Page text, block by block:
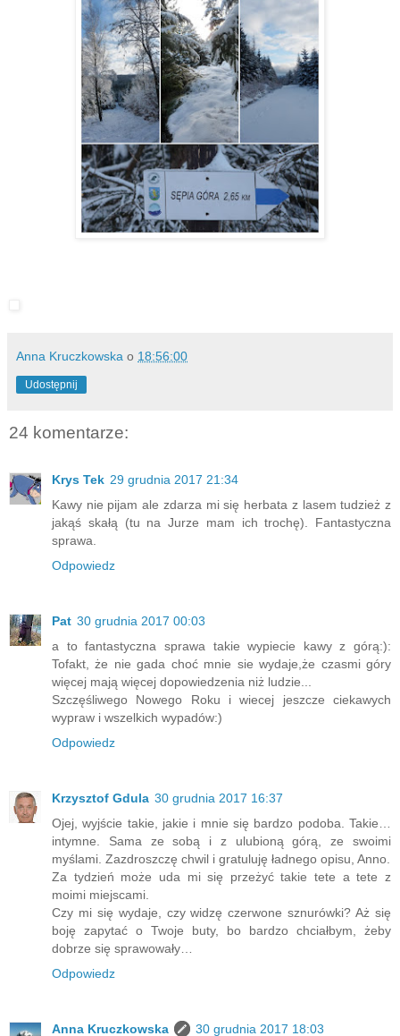
Anna Kruczkowska o 18:56:00
Udostępnij
24 komentarze:
Krys Tek 29 grudnia 2017 21:34
Kawy nie pijam ale zdarza mi się herbata z lasem tudzież z
jakąś skałą (tu na Jurze mam ich trochę). Fantastyczna
sprawa.
Odpowiedz
Pat 30 grudnia 2017 00:03
a to fantastyczna sprawa takie wypiecie kawy z górą:):
Tofakt, że nie gada choć mnie sie wydaje,że czasmi góry
więcej mają więcej dopowiedzenia niż ludzie...
Szczęśliwego Nowego Roku i wiecej jeszcze ciekawych
wypraw i wszelkich wypadów:)
Odpowiedz
Krzysztof Gdula 30 grudnia 2017 16:37
Ojej, wyjście takie, jakie i mnie się bardzo podoba. Takie…
intymne. Sama ze sobą i z ulubioną górą, ze swoimi
myślami. Zazdroszczę chwil i gratuluję ładnego opisu, Anno.
Za tydzień może uda mi się przeżyć takie tete a tete z
moimi miejscami.
Czy mi się wydaje, czy widzę czerwone sznurówki? Aż się
boję zapytać o Twoje buty, bo bardzo chciałbym, żeby
dobrze się sprawowały…
Odpowiedz
Anna Kruczkowska 30 grudnia 2017 18:03